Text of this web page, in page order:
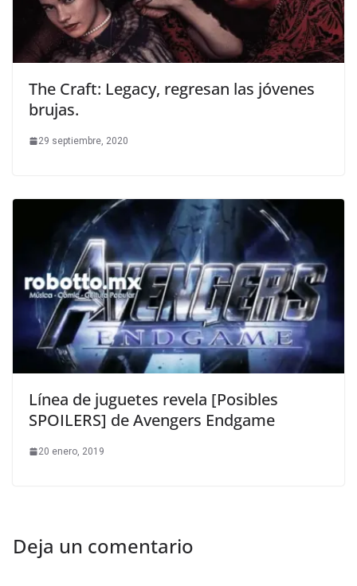
The Craft: Legacy, regresan las jóvenes
brujas.
29 septiembre, 2020
Línea de juguetes revela [Posibles
SPOILERS] de Avengers Endgame
20 enero, 2019
Deja un comentario